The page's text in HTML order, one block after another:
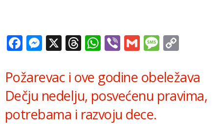
Facebook
Messenger
X Threads
WhatsApp
ViberGmail
Požarevac i ove godine obeležava
Dečju nedelju, posvećenu pravima,
potrebama i razvoju dece.